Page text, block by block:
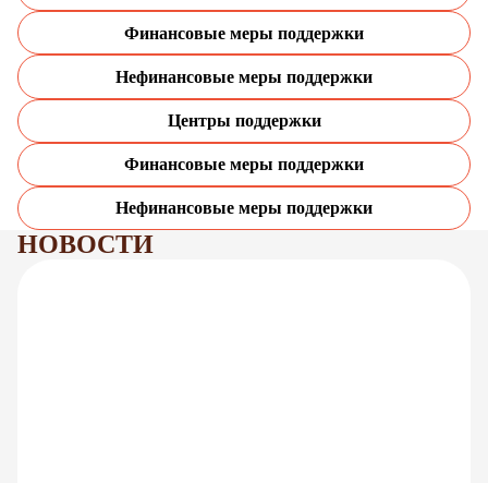
Финансовые меры поддержки
Нефинансовые меры поддержки
Центры поддержки
Финансовые меры поддержки
Нефинансовые меры поддержки
НОВОСТИ